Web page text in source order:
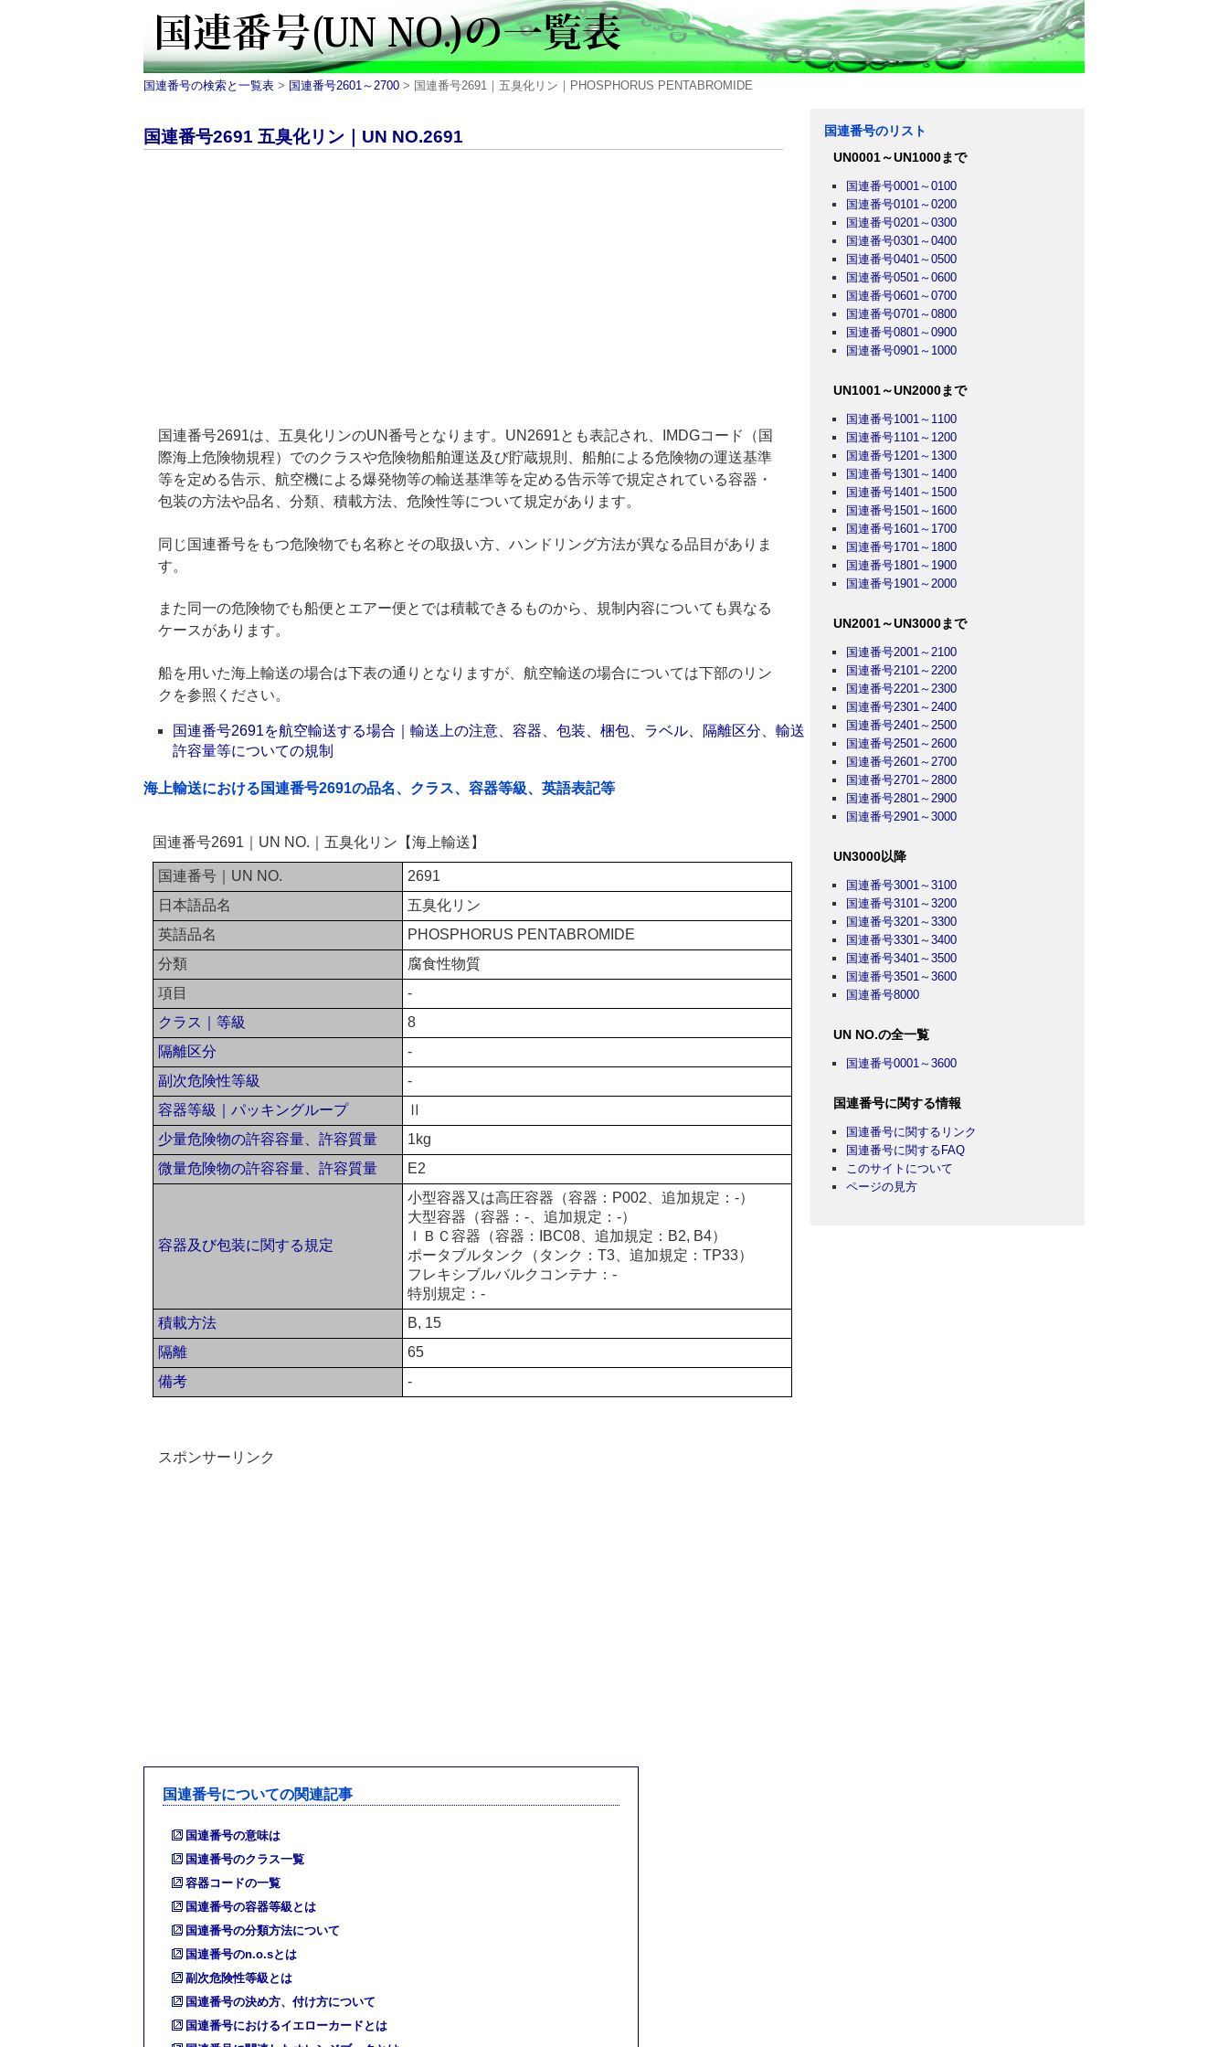
国連番号の検索と一覧表 > 国連番号2601～2700 > 国連番号2691｜五臭化リン｜PHOSPHORUS PENTABROMIDE
国連番号2691 五臭化リン｜UN NO.2691
国連番号2691は、五臭化リンのUN番号となります。UN2691とも表記され、IMDGコード（国
際海上危険物規程）でのクラスや危険物船舶運送及び貯蔵規則、船舶による危険物の運送基準
等を定める告示、航空機による爆発物等の輸送基準等を定める告示等で規定されている容器・
包装の方法や品名、分類、積載方法、危険性等について規定があります。
同じ国連番号をもつ危険物でも名称とその取扱い方、ハンドリング方法が異なる品目がありま
す。
また同一の危険物でも船便とエアー便とでは積載できるものから、規制内容についても異なる
ケースがあります。
船を用いた海上輸送の場合は下表の通りとなりますが、航空輸送の場合については下部のリン
クを参照ください。
国連番号2691を航空輸送する場合｜輸送上の注意、容器、包装、梱包、ラベル、隔離区分、輸送
許容量等についての規制
海上輸送における国連番号2691の品名、クラス、容器等級、英語表記等
国連番号2691｜UN NO.｜五臭化リン【海上輸送】
国連番号｜UN NO.
2691
日本語品名
五臭化リン
英語品名
PHOSPHORUS PENTABROMIDE
分類
腐食性物質
項目
-
クラス｜等級
8
隔離区分
-
副次危険性等級
-
容器等級｜パッキングループ
Ⅱ
少量危険物の許容容量、許容質量
1kg
微量危険物の許容容量、許容質量
E2
容器及び包装に関する規定
小型容器又は高圧容器（容器：P002、追加規定：-）
大型容器（容器：-、追加規定：-）
ＩＢＣ容器（容器：IBC08、追加規定：B2, B4）
ポータブルタンク（タンク：T3、追加規定：TP33）
フレキシブルバルクコンテナ：-
特別規定：-
積載方法
B, 15
隔離
65
備考
-
スポンサーリンク
国連番号についての関連記事
国連番号の意味は
国連番号のクラス一覧
容器コードの一覧
国連番号の容器等級とは
国連番号の分類方法について
国連番号のn.o.sとは
副次危険性等級とは
国連番号の決め方、付け方について
国連番号におけるイエローカードとは
国連番号のリスト
UN0001～UN1000まで
国連番号0001～0100
国連番号0101～0200
国連番号0201～0300
国連番号0301～0400
国連番号0401～0500
国連番号0501～0600
国連番号0601～0700
国連番号0701～0800
国連番号0801～0900
国連番号0901～1000
UN1001～UN2000まで
国連番号1001～1100
国連番号1101～1200
国連番号1201～1300
国連番号1301～1400
国連番号1401～1500
国連番号1501～1600
国連番号1601～1700
国連番号1701～1800
国連番号1801～1900
国連番号1901～2000
UN2001～UN3000まで
国連番号2001～2100
国連番号2101～2200
国連番号2201～2300
国連番号2301～2400
国連番号2401～2500
国連番号2501～2600
国連番号2601～2700
国連番号2701～2800
国連番号2801～2900
国連番号2901～3000
UN3000以降
国連番号3001～3100
国連番号3101～3200
国連番号3201～3300
国連番号3301～3400
国連番号3401～3500
国連番号3501～3600
国連番号8000
UN NO.の全一覧
国連番号0001～3600
国連番号に関する情報
国連番号に関するリンク
国連番号に関するFAQ
このサイトについて
ページの見方